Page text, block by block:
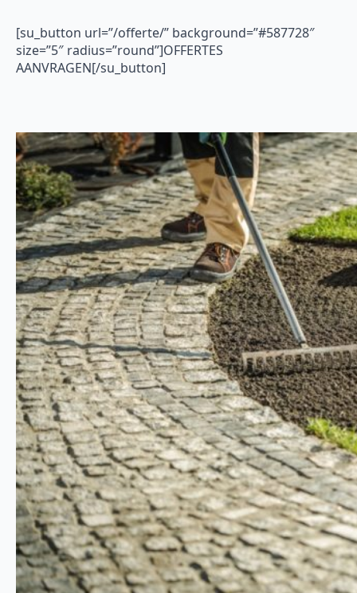
[su_button url=”/offerte/” background=”#587728″
size=”5″ radius=”round”]OFFERTES
AANVRAGEN[/su_button]